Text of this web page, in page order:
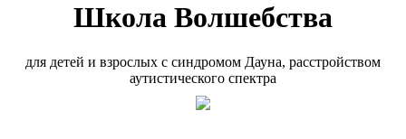
Школа Волшебства
для детей и взрослых с синдромом Дауна, расстройством
аутистического спектра